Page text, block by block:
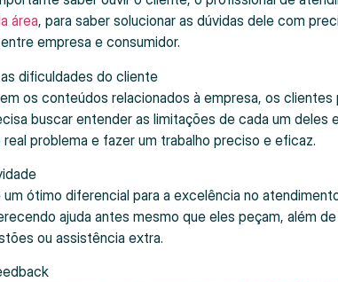
área, para saber solucionar as dúvidas dele com
empresa e consumidor.
dificuldades do cliente
os conteúdos relacionados à empresa, os
buscar entender as limitações de cada um
problema e fazer um trabalho preciso e eficaz.
ótimo diferencial para a excelência no
ajuda antes mesmo que eles peçam, além
ou assistência extra.